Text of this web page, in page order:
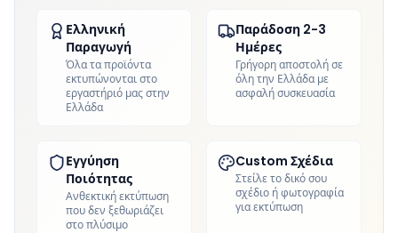
Ελληνική
Παραγωγή
Όλα τα προϊόντα
εκτυπώνονται στο
εργαστήριό μας στην
Ελλάδα
Παράδοση 2-3
Ημέρες
Γρήγορη αποστολή σε
όλη την Ελλάδα με
ασφαλή συσκευασία
Εγγύηση
Ποιότητας
Ανθεκτική εκτύπωση
που δεν ξεθωριάζει
στο πλύσιμο
Custom Σχέδια
Στείλε το δικό σου
σχέδιο ή φωτογραφία
για εκτύπωση